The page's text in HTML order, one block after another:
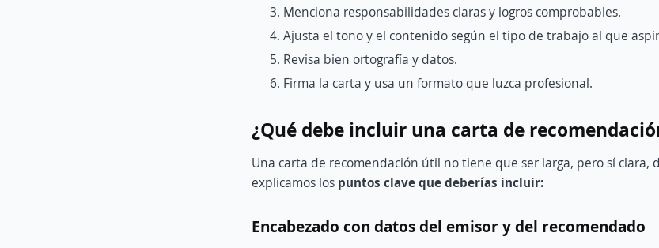
Menciona responsabilidades claras y logros comprobables.
Ajusta el tono y el contenido según el tipo de trabajo al que
Revisa bien ortografía y datos.
Firma la carta y usa un formato que luzca profesional.
¿Qué debe incluir una carta de
Una carta de recomendación útil no tiene que ser larga, pero sí clara,
explicamos los puntos clave que deberías incluir:
Encabezado con datos del emisor y del recomendado